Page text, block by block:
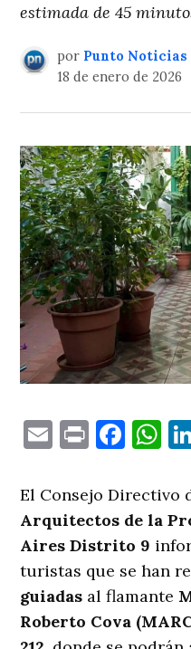
estimada de 45
por Punto Noticias
18 de enero de 2026
EmailPrint
El Consejo Directivo
Arquitectos de la
Aires Distrito 9
turistas que se han
guiadas al flamante
Roberto Cova